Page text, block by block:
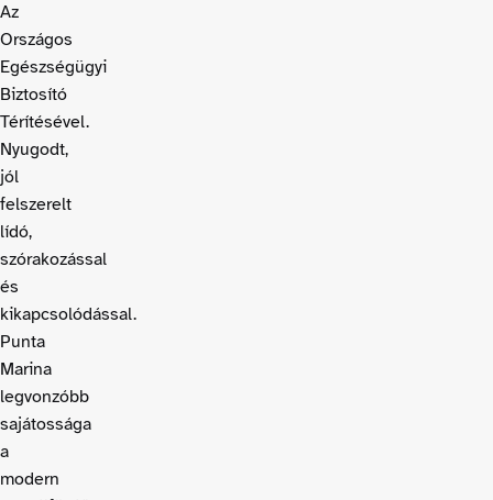
Az
Országos
Egészségügyi
Biztosító
Térítésével.
Nyugodt,
jól
felszerelt
lídó,
szórakozással
és
kikapcsolódással.
Punta
Marina
legvonzóbb
sajátossága
a
modern